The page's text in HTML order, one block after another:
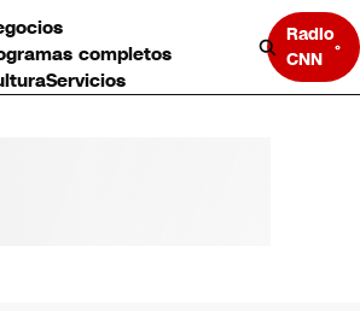
completos
Servicios
Radio
CNN